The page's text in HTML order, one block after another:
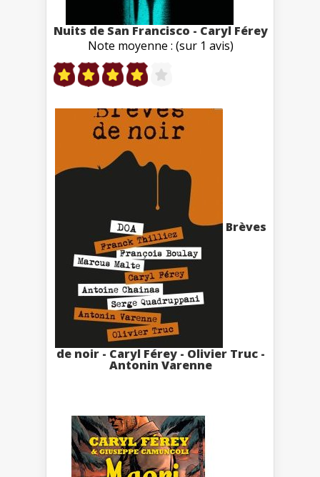
Nuits de San Francisco - Caryl Férey
Note moyenne : (sur 1 avis)
Brèves
de noir - Caryl Férey - Olivier Truc -
Antonin Varenne